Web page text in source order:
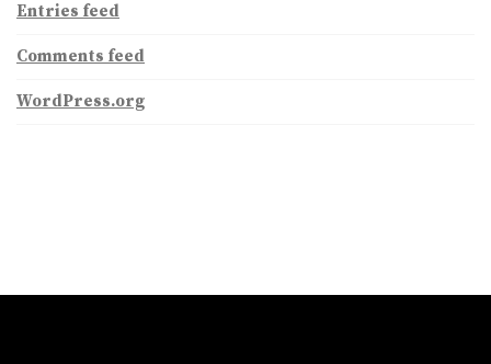
Entries feed
Comments feed
WordPress.org